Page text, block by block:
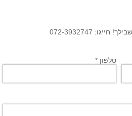
072-3932747
טלפון *